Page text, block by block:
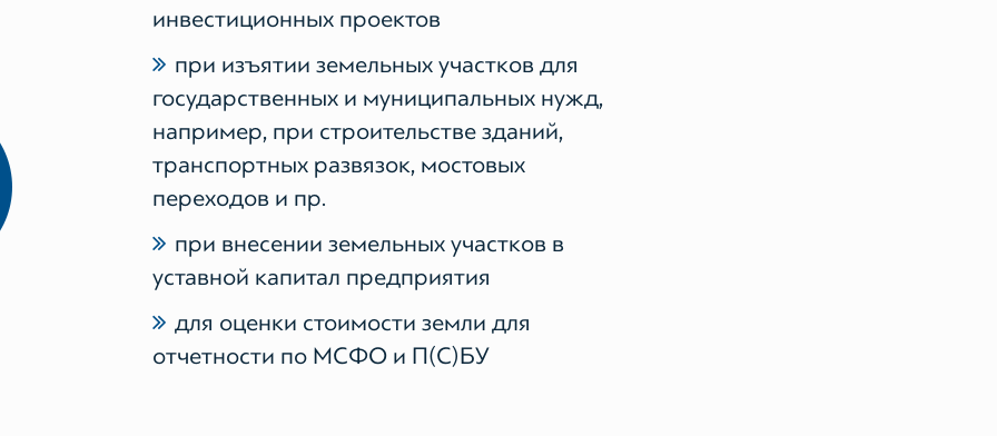
инвестиционных проектов
при изъятии земельных участков для
государственных и муниципальных нужд,
например, при строительстве зданий,
транспортных развязок, мостовых
переходов и пр.
при внесении земельных участков в
уставной капитал предприятия
для оценки стоимости земли для
отчетности по МСФО и П(С)БУ